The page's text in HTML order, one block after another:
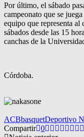
Por último, el sábado
campeonato que se
equipo que representa al
sábados desde las 15
canchas de la
Córdoba.
ACBbasquetDeportivo
Compartir 0